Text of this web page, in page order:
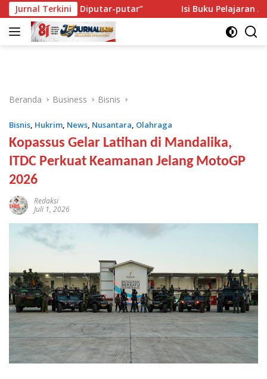
Langsung
ke
konten
Jurnal Terkini
Diputar-putar” Isi Buku Pelajaran Akan
Beranda Business Bisnis
Bisnis, Hukrim, News, Nusantara, Olahraga
Kopassus Gelar Latihan di Mandalika,
ITDC Perkuat Keamanan Jelang MotoGP
2026
Redaksi
Juli 1, 2026